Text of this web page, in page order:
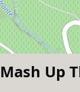
Mash Up